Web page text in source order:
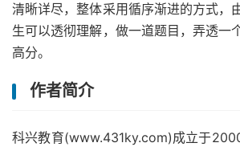
清晰详尽，整体采用循序渐进的方式，
生可以透彻理解，做一道题目，弄透一
高分。
作者简介
科兴教育(www.431ky.com)成立于